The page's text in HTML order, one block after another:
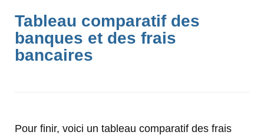
Tableau comparatif des
banques et des frais
bancaires
Pour finir, voici un tableau comparatif des frais